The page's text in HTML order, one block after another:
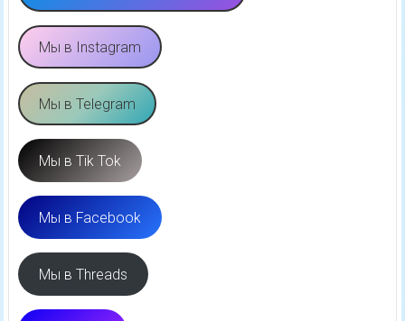
Мы в Instagram
Мы в Telegram
Мы в Tik Tok
Мы в Facebook
Мы в Threads